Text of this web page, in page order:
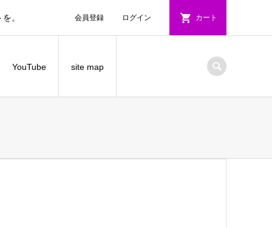
。 会員登録 ログイン カート
YouTube site map